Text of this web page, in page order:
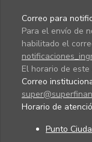
Correo para
Para el envío de
habilitado el
El horario de este
Correo
Horario de
Punto